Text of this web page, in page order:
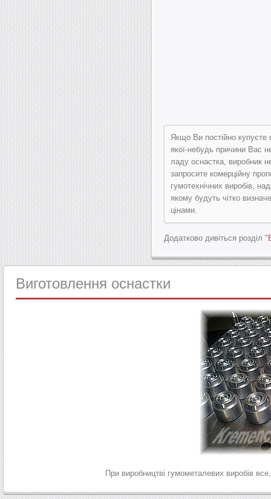
Якщо Ви постійно купуєте
якої-небудь причини Вас
ладу оснастка, виробник
запросите комерційну
гумотехнічних виробів,
якому будуть чітко
цінами.
Додатково дивіться розділ "
Виготовлення оснастки
При виробництві гумометалевих виробів